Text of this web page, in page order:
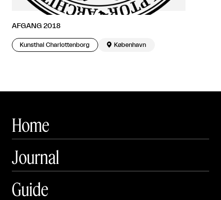
AFGANG 2018
Kunsthal Charlottenborg  København
Home
Journal
Guide